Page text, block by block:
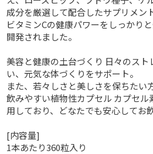
成分を厳選して配合したサプリメン
ビタミンCの健康パワーをしっかり
開発されました。
美容と健康の土台づくり 日々のス
い、元気な体づくりをサポート。
また、若々しさと美しさを保ちたい
飲みやすい植物性カプセル カプセ
用しており、どなたでも安心してお
[内容量]
1本あたり360粒入り